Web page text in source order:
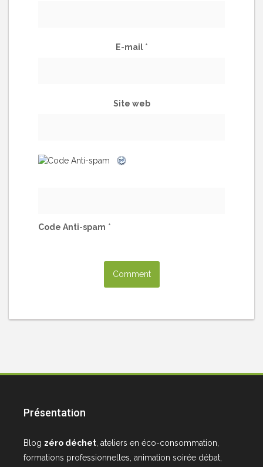
E-mail *
Site web
Code Anti-spam *
Présentation
Blog zéro déchet, ateliers en éco-consommation,
formations professionnelles, animation soirée débat,